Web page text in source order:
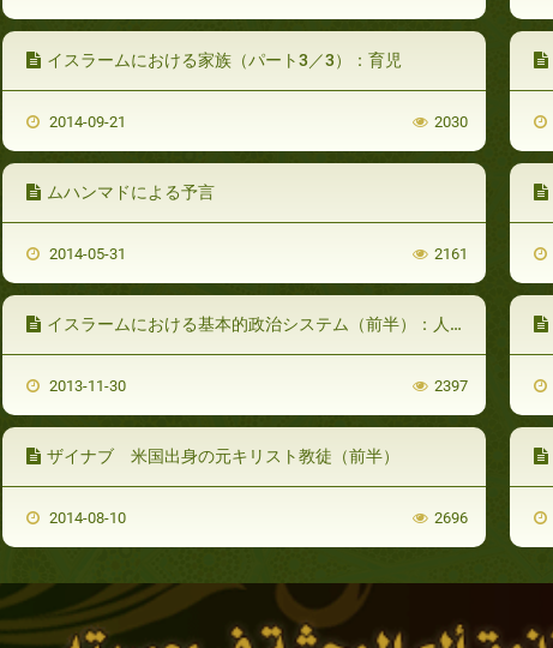
イスラームにおける家族（パート3／3）：育児
2014-09-21 2030
ムハンマドによる予言
2014-05-31 2161
イスラームにおける基本的政治システム（前半）：人生の道しるべとしてのイスラーム
2013-11-30 2397
ザイナブ 米国出身の元キリスト教徒（前半）
2014-08-10 2696